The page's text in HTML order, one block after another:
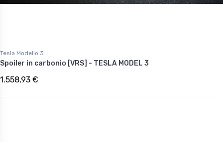
Tesla Modello 3
Spoiler in carbonio [VRS] - TESLA MODEL 3
1.558,93 €